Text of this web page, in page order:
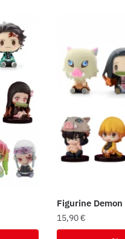
Figurine
15,90€